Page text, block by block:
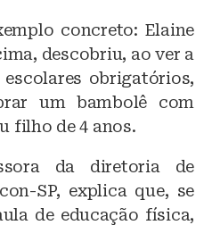
concreto: Elaine
descobriu, ao ver a
obrigatórios,
um bambolê com
filho de 4 anos.
da diretoria de
SP, explica que, se
de educação física,